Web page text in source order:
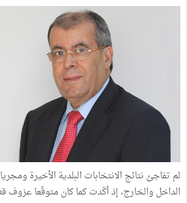
لم تفاجئ نتائج الانتخابات البلدية الأخيرة
الداخل والخارج، إذ أكّدت كما كان متوقّعا